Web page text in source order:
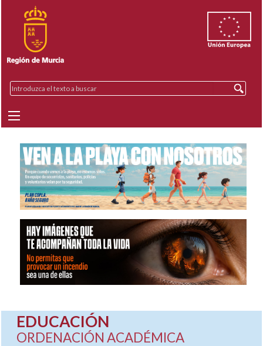
EDUCACIÓN
ORDENACIÓN ACADÉMICA